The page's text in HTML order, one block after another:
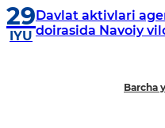
29
IYU
Davlat aktivlari
doirasida Navoiy
Barcha